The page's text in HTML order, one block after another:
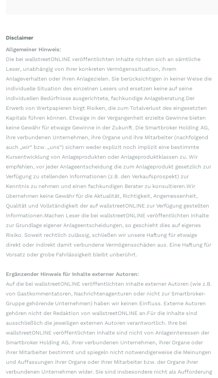
Disclaimer
Allgemeiner Hinweis:
Die bei wallstreetONLINE veröffentlichten Inhalte richten sich an sämtliche
Leser, unabhängig von ihrer konkreten Vermögenssituation, ihrem
Anlageverhalten oder ihren Anlagezielen. Sie berücksichtigen in keiner Weise die
individuelle Situation des einzelnen Lesers und ersetzen keine auf seine
individuellen Bedürfnisse ausgerichtete, fachkundige Anlageberatung.Der
Erwerb von Wertpapieren birgt Risiken, die zum Totalverlust des eingesetzten
Kapitals führen können. Etwaige in der Vergangenheit erzielte Gewinne bieten
keine Gewähr für etwaige Gewinne in der Zukunft. Die Smartbroker Holding AG,
ihre verbundenen Unternehmen, ihre Organe und ihre Mitarbeiter (nachfolgend
auch „wir“ bzw. „uns“) sichern weder explizit noch implizit eine bestimmte
Kursentwicklung von Anlageprodukten oder Anlageproduktklassen zu. Wir
empfehlen, vor jeder Anlageentscheidung die zum Anlageprodukt gesetzlich zur
Verfügung zu stellenden Informationen (z.B. den Verkaufsprospekt) zur
Kenntnis zu nehmen und einen fachkundigen Berater zu konsultieren.Wir
übernehmen keine Gewähr für die Aktualität, Richtigkeit, Angemessenheit,
Qualität und Vollständigkeit der auf wallstreetONLINE zur Verfügung gestellten
Informationen.Machen Leser die bei wallstreetONLINE veröffentlichten Inhalte
zur Grundlage eigener Anlageentscheidungen, so geschieht dies auf eigenes
Risiko. Soweit rechtlich zulässig, schließen wir unsere Haftung für etwaige
direkt oder indirekt damit verbundene Vermögensschäden aus. Eine Haftung für
Vorsatz oder grobe Fahrlässigkeit bleibt unberührt.
Ergänzender Hinweis für Inhalte externer Autoren:
Auf die bei wallstreetONLINE veröffentlichten Inhalte externer Autoren (wie z.B.
von Gastkommentatoren, Nachrichtenagenturen oder nicht zur Smartbroker-
Gruppe gehörende Unternehmen) haben wir keinen Einfluss. Externe Autoren
gehören nicht der Redaktion von wallstreetONLINE an.Für die Inhalte sind
ausschließlich die jeweiligen externen Autoren verantwortlich. Ihre bei
wallstreetONLINE veröffentlichten Inhalte sind nicht von Anlageinteressen der
Smartbroker Holding AG, ihrer verbundenen Unternehmen, ihrer Organe oder
ihrer Mitarbeiter bestimmt und spiegeln nicht notwendigerweise die Meinungen
und Auffassungen ihrer Organe oder ihrer Mitarbeiter bzw. der Organe ihrer
verbundenen Unternehmen wider. Sie sind insbesondere nicht als Aufforderung